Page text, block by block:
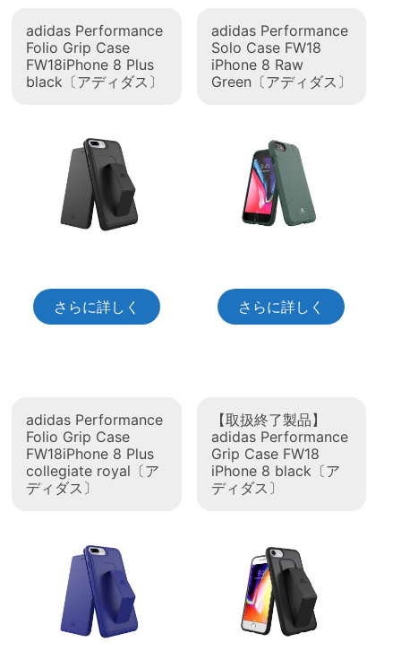
adidas Performance
Folio Grip Case
FW18iPhone 8 Plus
black〔アディダス〕
さらに詳しく
adidas Performance
Solo Case FW18
iPhone 8 Raw
Green〔アディダス〕
さらに詳しく
adidas Performance
Folio Grip Case
FW18iPhone 8 Plus
collegiate royal〔ア
ディダス〕
【取扱終了製品】
adidas Performance
Grip Case FW18
iPhone 8 black〔ア
ディダス〕